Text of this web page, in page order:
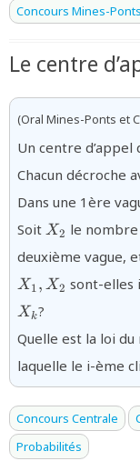
Concours Mines-Ponts
Le centre
(Oral Mines-Ponts et
Un centre
Chacun décroche
Dans une 1ère
Soit {X_{2}}
X2 le nombre
deuxième vague,
{X_{1},X_{2}}
X 1 , X2 sont-elles
Xk?
Quelle est la loi du
laquelle le i-ème
Concours Centrale
Probabilités